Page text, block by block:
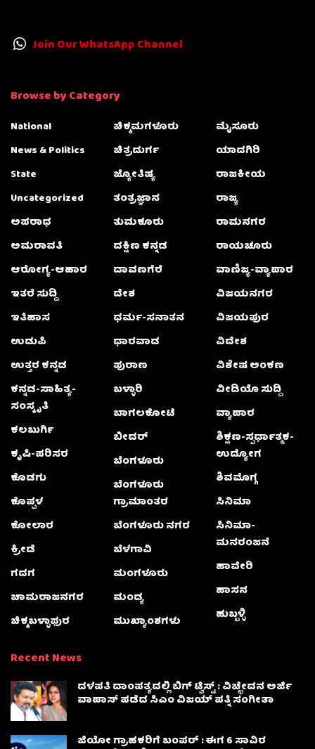
Join Our WhatsApp Channel
Browse by Category
National
News & Politics
State
Uncategorized
ಅಪರಾಧ
ಅಮರಾವತಿ
ಆರೋಗ್ಯ-ಆಹಾರ
ಇತರೆ ಸುದ್ದಿ
ಇತಿಹಾಸ
ಉಡುಪಿ
ಉತ್ತರ ಕನ್ನಡ
ಕನ್ನಡ-ಸಾಹಿತ್ಯ-
ಸಂಸ್ಕೃತಿ
ಕಲಬುರ್ಗಿ
ಕೃಷಿ-ಪರಿಸರ
ಕೊಡಗು
ಕೊಪ್ಪಳ
ಕೋಲಾರ
ಕ್ರೀಡೆ
ಗದಗ
ಚಾಮರಾಜನಗರ
ಚಿಕ್ಕಬಳ್ಳಾಫುರ
ಚಿಕ್ಕಮಗಳೂರು
ಚಿತ್ರದುರ್ಗ
ಜ್ಯೋತಿಷ್ಯ
ತಂತ್ರಜ್ಞಾನ
ತುಮಕೂರು
ದಕ್ಷಿಣ ಕನ್ನಡ
ದಾವಣಗೆರೆ
ದೇಶ
ಧರ್ಮ-ಸನಾತನ
ಧಾರವಾಡ
ಪುರಾಣ
ಬಳ್ಳಾರಿ
ಬಾಗಲಕೋಟೆ
ಬೀದರ್
ಬೆಂಗಳೂರು
ಬೆಂಗಳೂರು
ಗ್ರಾಮಾಂತರ
ಬೆಂಗಳೂರು ನಗರ
ಬೆಳಗಾವಿ
ಮಂಗಳೂರು
ಮಂಡ್ಯ
ಮುಖ್ಯಾಂಶಗಳು
ಮೈಸೂರು
ಯಾದಗಿರಿ
ರಾಜಕೀಯ
ರಾಜ್ಯ
ರಾಮನಗರ
ರಾಯಚೂರು
ವಾಣಿಜ್ಯ-ವ್ಯಾಪಾರ
ವಿಜಯನಗರ
ವಿಜಯಪುರ
ವಿದೇಶ
ವಿಶೇಷ ಅಂಕಣ
ವೀಡಿಯೊ ಸುದ್ದಿ
ವ್ಯಾಪಾರ
ಶಿಕ್ಷಣ-ಸ್ಪರ್ಧಾತ್ಮಕ-
ಉದ್ಯೋಗ
ಶಿವಮೊಗ್ಗ
ಸಿನಿಮಾ
ಸಿನಿಮಾ-
ಮನರಂಜನೆ
ಹಾವೇರಿ
ಹಾಸನ
ಹುಬ್ಬಳ್ಳಿ
Recent News
ದಳಪತಿ ದಾಂಪತ್ಯದಲ್ಲಿ ಬಿಗ್ ಟ್ವಿಸ್ಟ್ : ವಿಚ್ಛೇದನ ಅರ್ಜಿ
ವಾಪಾಸ್‌ ಪಡೆದ ಸಿಎಂ ವಿಜಯ್ ಪತ್ನಿ ಸಂಗೀತಾ‌
ಜಿಯೋ ಗ್ರಾಹಕರಿಗೆ ಬಂಪರ್ : ಈಗ 6 ಸಾವಿರ